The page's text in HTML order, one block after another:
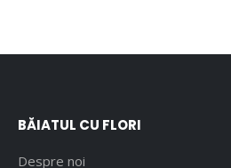
BĂIATUL CU FLORI
Despre noi